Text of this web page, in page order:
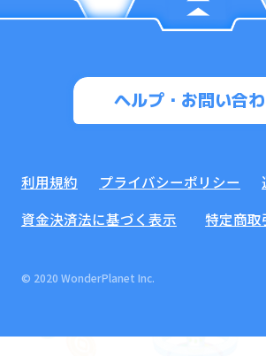
ヘルプ・お問い合
利用規約 プライバシーポリシー
資金決済法に基づく表示
特定商取
© 2020 WonderPlanet Inc.